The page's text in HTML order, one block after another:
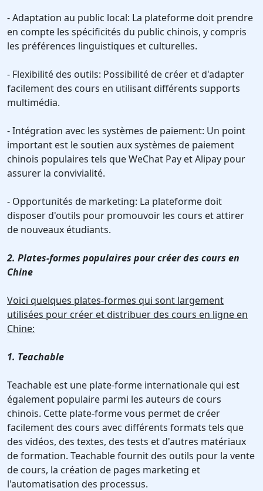
- Adaptation au public local: La plateforme doit prendre
en compte les spécificités du public chinois, y compris
les préférences linguistiques et culturelles.
- Flexibilité des outils: Possibilité de créer et d'adapter
facilement des cours en utilisant différents supports
multimédia.
- Intégration avec les systèmes de paiement: Un point
important est le soutien aux systèmes de paiement
chinois populaires tels que WeChat Pay et Alipay pour
assurer la convivialité.
- Opportunités de marketing: La plateforme doit
disposer d'outils pour promouvoir les cours et attirer
de nouveaux étudiants.
2. Plates-formes populaires pour créer des cours en
Chine
Voici quelques plates-formes qui sont largement
utilisées pour créer et distribuer des cours en ligne en
Chine:
1. Teachable
Teachable est une plate-forme internationale qui est
également populaire parmi les auteurs de cours
chinois. Cette plate-forme vous permet de créer
facilement des cours avec différents formats tels que
des vidéos, des textes, des tests et d'autres matériaux
de formation. Teachable fournit des outils pour la vente
de cours, la création de pages marketing et
l'automatisation des processus.